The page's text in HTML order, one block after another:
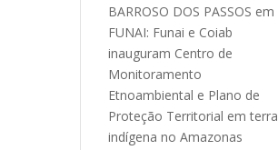
BARROSO DOS PASSOS em
FUNAI: Funai e Coiab
inauguram Centro de
Monitoramento
Etnoambiental e Plano de
Proteção Territorial em terra
indígena no Amazonas